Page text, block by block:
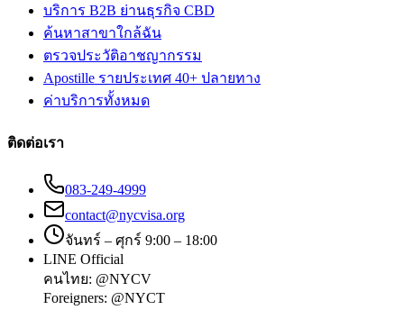
บริการ B2B ย่านธุรกิจ CBD
ค้นหาสาขาใกล้ฉัน
ตรวจประวัติอาชญากรรม
Apostille รายประเทศ 40+ ปลายทาง
ค่าบริการทั้งหมด
ติดต่อเรา
083-249-4999
contact@nycvisa.org
จันทร์ – ศุกร์ 9:00 – 18:00
LINE Official
คนไทย: @NYCV
Foreigners: @NYCT